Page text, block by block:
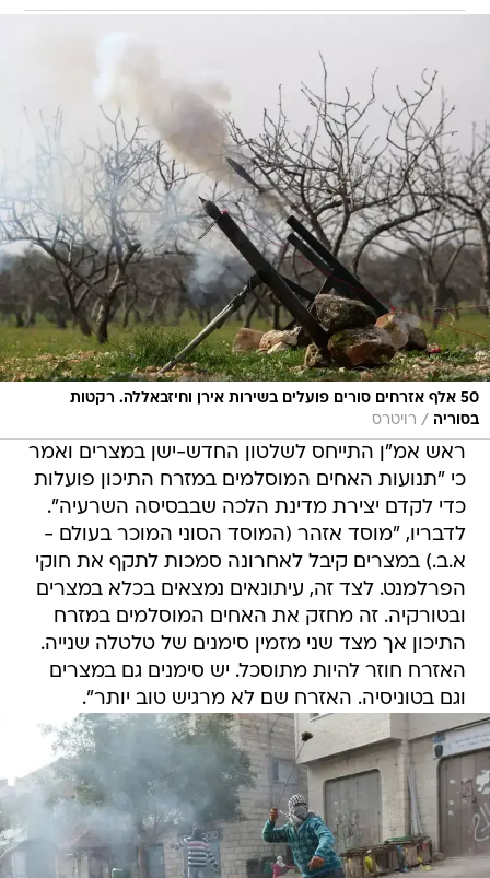
50 אלף אזרחים סורים פועלים בשירות אירן וחיזבאללה. רקטות
בסוריה / רויטרס
ראש אמ"ן התייחס לשלטון החדש-ישן במצרים ואמר
כי "תנועות האחים המוסלמים במזרח התיכון פועלות
כדי לקדם יצירת מדינת הלכה שבבסיסה השרעיה".
לדבריו, "מוסד אזהר (המוסד הסוני המוכר בעולם -
א.ב.) במצרים קיבל לאחרונה סמכות לתקף את חוקי
הפרלמנט. לצד זה, עיתונאים נמצאים בכלא במצרים
ובטורקיה. זה מחזק את האחים המוסלמים במזרח
התיכון אך מצד שני מזמין סימנים של טלטלה שנייה.
האזרח חוזר להיות מתוסכל. יש סימנים גם במצרים
וגם בטוניסיה. האזרח שם לא מרגיש טוב יותר".